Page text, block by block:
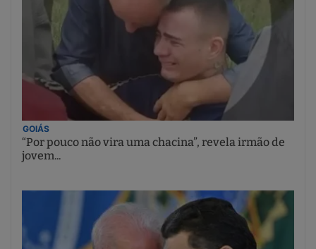
GOIÁS
“Por pouco não vira uma chacina”, revela irmão de
jovem...